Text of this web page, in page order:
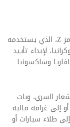
وظهرت الأزمة الخامسة في ألمانيا، بسبب غزو الرمز Z، الذي يستخدمه
لإبداء تأييد
وساكسونيا
السري، وبات
تصل إلى 3 سنوات، أو إلى غرامة مالية
طلاء سيارات أو